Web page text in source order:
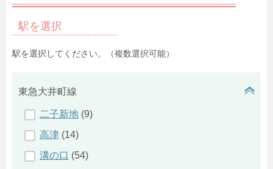
駅を選択
駅を選択してください。（複数選択可能）
東急大井町線
二子新地 (9)
高津 (14)
溝の口 (54)